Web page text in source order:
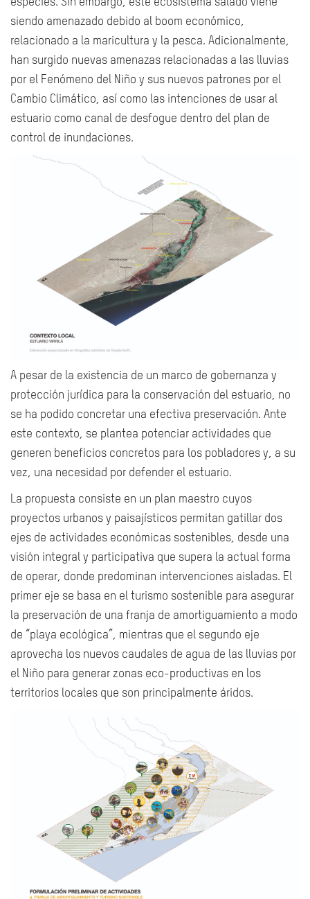
especies. Sin embargo, este ecosistema salado viene
siendo amenazado debido al boom económico,
relacionado a la maricultura y la pesca. Adicionalmente,
han surgido nuevas amenazas relacionadas a las lluvias
por el Fenómeno del Niño y sus nuevos patrones por el
Cambio Climático, así como las intenciones de usar al
estuario como canal de desfogue dentro del plan de
control de inundaciones.
A pesar de la existencia de un marco de gobernanza y
protección jurídica para la conservación del estuario, no
se ha podido concretar una efectiva preservación. Ante
este contexto, se plantea potenciar actividades que
generen beneficios concretos para los pobladores y, a su
vez, una necesidad por defender el estuario.
La propuesta consiste en un plan maestro cuyos
proyectos urbanos y paisajísticos permitan gatillar dos
ejes de actividades económicas sostenibles, desde una
visión integral y participativa que supera la actual forma
de operar, donde predominan intervenciones aisladas. El
primer eje se basa en el turismo sostenible para asegurar
la preservación de una franja de amortiguamiento a modo
de “playa ecológica”, mientras que el segundo eje
aprovecha los nuevos caudales de agua de las lluvias por
el Niño para generar zonas eco-productivas en los
territorios locales que son principalmente áridos.